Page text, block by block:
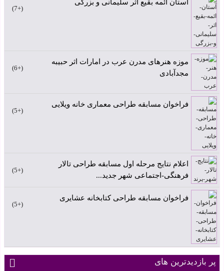
آستان ائمه بقیع اثر سلیمانی و بزرگی
+7
موزه هنرهای مدرن عرب در امارات اثر حبیبه
مجدآبادی
+6
فراخوان مسابقه طراحی معماری خانه ویلایی
+5
اعلام نتایج مرحله اول مسابقه طراحی تالار
فرهنگی-اجتماعی شهر جدید...
+5
فراخوان مسابقه طراحی کتابخانه عشایری
+5
پر بازدیدترین های